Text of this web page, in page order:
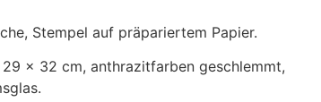
Stempel auf präpariertem Papier.
x 32 cm, anthrazitfarben geschlemmt,